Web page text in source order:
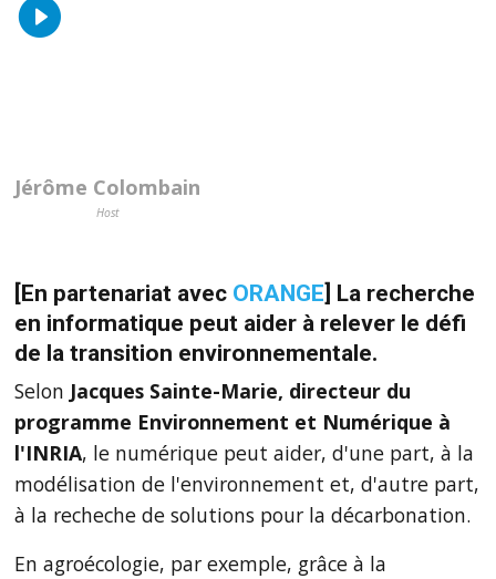
Jérôme Colombain
Host
[En partenariat avec ORANGE] La recherche
en informatique peut aider à relever le défi
de la transition environnementale.
Selon Jacques Sainte-Marie, directeur du
programme Environnement et Numérique à
l'INRIA, le numérique peut aider, d'une part, à la
modélisation de l'environnement et, d'autre part,
à la recheche de solutions pour la décarbonation.
En agroécologie, par exemple, grâce à la